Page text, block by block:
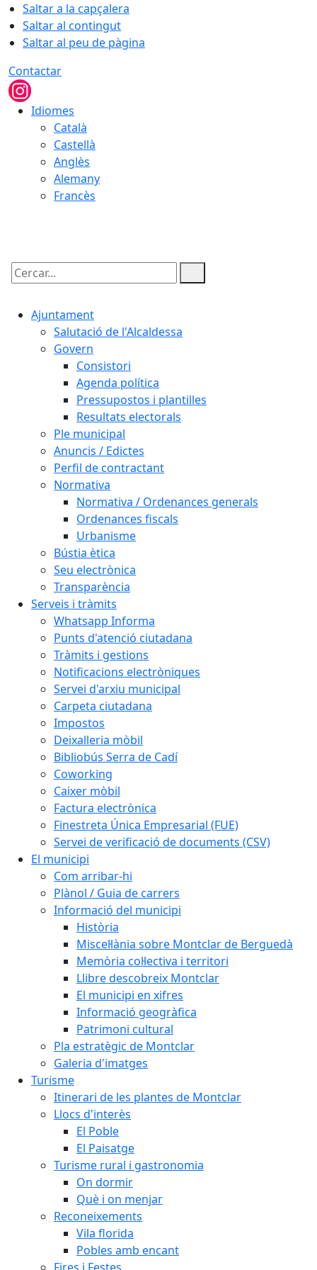
Saltar a la capçalera
Saltar al contingut
Saltar al peu de pàgina
Contactar
Idiomes
Català
Castellà
Anglès
Alemany
Francès
Cercar:
Ajuntament
Salutació de l'Alcaldessa
Govern
Consistori
Agenda política
Pressupostos i plantilles
Resultats electorals
Ple municipal
Anuncis / Edictes
Perfil de contractant
Normativa
Normativa / Ordenances generals
Ordenances fiscals
Urbanisme
Bústia ètica
Seu electrònica
Transparència
Serveis i tràmits
Whatsapp Informa
Punts d'atenció ciutadana
Tràmits i gestions
Notificacions electròniques
Servei d'arxiu municipal
Carpeta ciutadana
Impostos
Deixalleria mòbil
Bibliobús Serra de Cadí
Coworking
Caixer mòbil
Factura electrònica
Finestreta Única Empresarial (FUE)
Servei de verificació de documents (CSV)
El municipi
Com arribar-hi
Plànol / Guia de carrers
Informació del municipi
Història
Miscel·lània sobre Montclar de Berguedà
Memòria col·lectiva i territori
Llibre descobreix Montclar
El municipi en xifres
Informació geogràfica
Patrimoni cultural
Pla estratègic de Montclar
Galeria d'imatges
Turisme
Itinerari de les plantes de Montclar
Llocs d'interès
El Poble
El Paisatge
Turisme rural i gastronomia
On dormir
Què i on menjar
Reconeixements
Vila florida
Pobles amb encant